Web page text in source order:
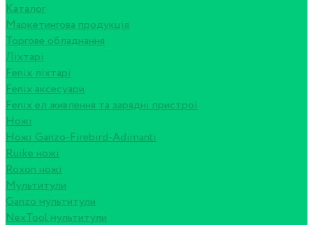
Каталог
Маркетингова продукція
Торгове обладнання
Ліхтарі
Fenix ліхтарі
Fenix аксесуари
Fenix ел живлення та зарядні пристрої
Ножі
Ножі Ganzo-Firebird-Adimanti
Ruike ножі
Roxon ножi
Мультитули
Ganzo мультитули
NexTool мультитули